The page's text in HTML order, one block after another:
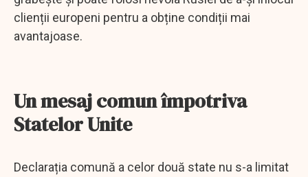
clienții europeni pentru a obține condiții mai
avantajoase.
Un mesaj comun împotriva
Statelor Unite
Declarația comună a celor două state nu s-a limitat